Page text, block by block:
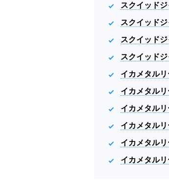
スクイッド
スクイッド
スクイッド
スクイッド
イカメタル
イカメタル
イカメタル
イカメタル
イカメタル
イカメタル